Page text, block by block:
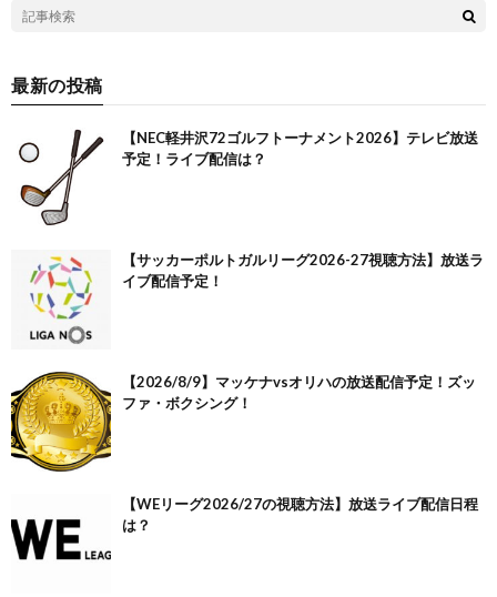
最新の投稿
【NEC軽井沢72ゴルフトーナメント2026】テレビ放送
予定！ライブ配信は？
【サッカーポルトガルリーグ2026-27視聴方法】放送ラ
イブ配信予定！
【2026/8/9】マッケナvsオリハの放送配信予定！ズッ
ファ・ボクシング！
【WEリーグ2026/27の視聴方法】放送ライブ配信日程
は？